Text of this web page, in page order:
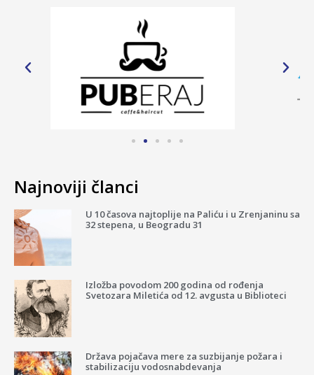
Najnoviji članci
U 10 časova najtoplije na Paliću i u Zrenjaninu sa
32 stepena, u Beogradu 31
Izložba povodom 200 godina od rođenja
Svetozara Miletića od 12. avgusta u Biblioteci
Država pojačava mere za suzbijanje požara i
stabilizaciju vodosnabdevanja